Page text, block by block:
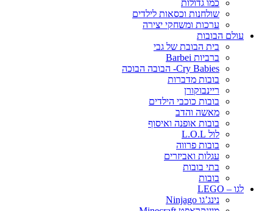
כמו גדולות
שולחנות וכסאות לילדים
ערכות ומשחקי יצירה
עולם הבובות
בית הבובת של גבי
ברביות Barbei
Cry Babies- הבובה הבוכה
בובות מדברות
ריינבוקורן
בובות כוכבי הילדים
מאשה והדב
בובות אופנה ואיסוף
לול L.O.L
בובות פרווה
עגלות ואביזרים
בתי בובות
בובות
לגו – LEGO
נינג’גו Ninjago